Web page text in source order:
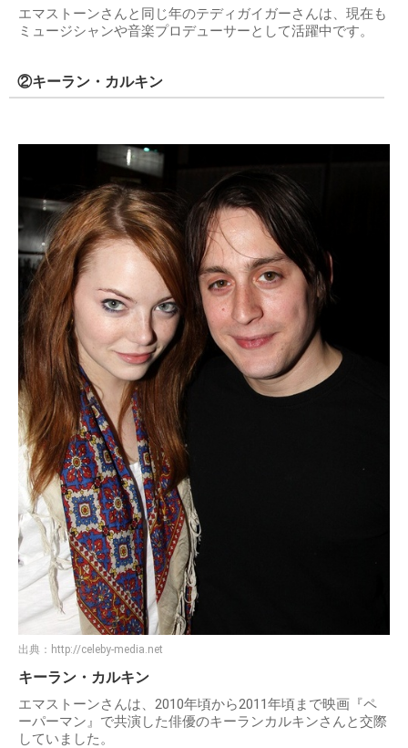
エマストーンさんと同じ年のテディガイガーさんは、現在も
ミュージシャンや音楽プロデューサーとして活躍中です。
②キーラン・カルキン
出典： http://celeby-media.net
キーラン・カルキン
エマストーンさんは、2010年頃から2011年頃まで映画『ペ
ーパーマン』で共演した俳優のキーランカルキンさんと交際
していました。